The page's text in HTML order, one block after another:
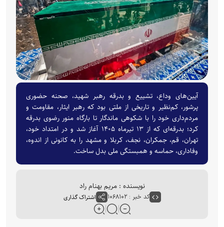
آیین‌های وداع، تشییع و بدرقه رهبر شهید، صحنه حضوری
پرشور، کم‌نظیر و تاریخی از ملتی بود که رهبر ایثار، مقاومت و
مردم‌داری خود را با شکوهی ماندگار تا بارگاه منور رضوی بدرقه
کرد؛ بدرقه‌ای که از ۱۳ تیرماه ۱۴۰۵ آغاز شد و در امتداد خود،
تهران، قم، جمکران، نجف، کربلا و مشهد را به کانونی از اندوه،
وفاداری، حماسه و همبستگی ملی بدل ساخت.
نویسنده : مریم بهنام راد
کد خبر : ۱۰۶۸۱۰۲ اشتراک گذاری